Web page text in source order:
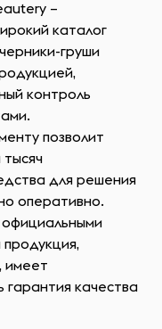
–
каталог
груши
контроль
позволит
для решения
оперативно.
имеет
гарантия качества